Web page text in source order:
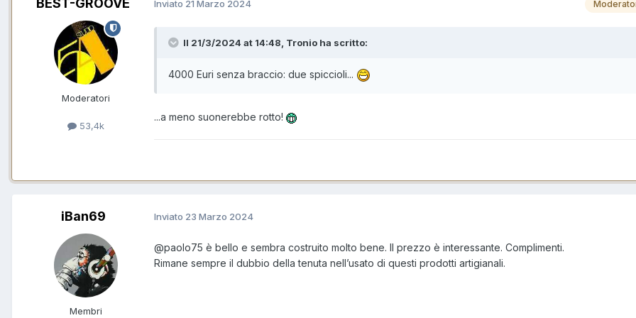
Moderatori
53,4k
Inviato 21 Marzo 2024
Il 21/3/2024 at 14:48, Tronio ha scritto:
4000 Euri senza braccio: due spiccioli...
...a meno suonerebbe rotto!
iBan69
Membri
Inviato 23 Marzo 2024
@paolo75 è bello e sembra costruito molto bene. Il prezzo è interessante. Complimenti.
Rimane sempre il dubbio della tenuta nell’usato di questi prodotti artigianali.